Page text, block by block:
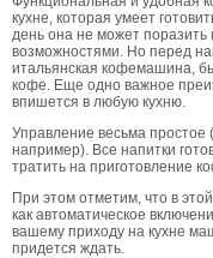
кухне, которая умеет
день она не может
возможностями. Но перед
итальянская кофемашина,
кофе. Еще одно важное
впишется в любую кухню.
Управление весьма простое
например). Все напитки
тратить на приготовление
При этом отметим, что в
как автоматическое
вашему приходу на кухне
придется ждать.